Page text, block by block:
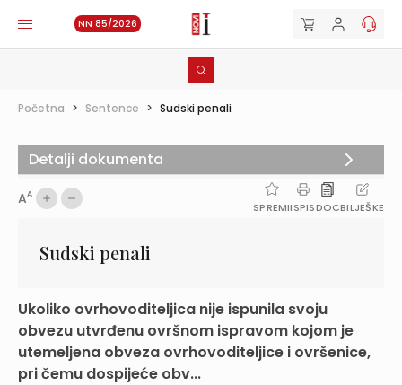
NN 85/2026
Početna > Sentence > Sudski penali
AA
SPREMIISPISDOCBILJEŠKE
Sudski penali
Ukoliko ovrhovoditeljica nije ispunila svoju
obvezu utvrđenu ovršnom ispravom kojom je
utemeljena obveza ovrhovoditeljice i ovršenice,
pri čemu dospijeće obv...
Detalji dokumenta